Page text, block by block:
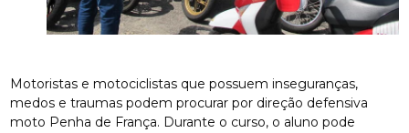
Motoristas e motociclistas que possuem inseguranças,
medos e traumas podem procurar por direção defensiva
moto Penha de França. Durante o curso, o aluno pode